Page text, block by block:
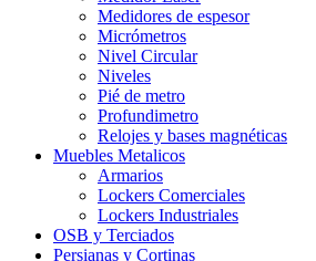
Medidores de espesor
Micrómetros
Nivel Circular
Niveles
Pié de metro
Profundimetro
Relojes y bases magnéticas
Muebles Metalicos
Armarios
Lockers Comerciales
Lockers Industriales
OSB y Terciados
Persianas y Cortinas